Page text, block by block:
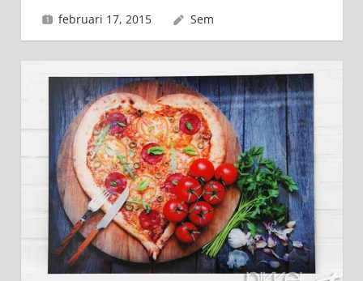
februari 17, 2015 Sem